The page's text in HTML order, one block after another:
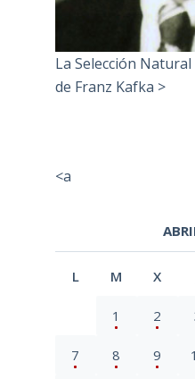
La Selección
de Franz Kafka >
<a
L M X
1 2
7 8 9